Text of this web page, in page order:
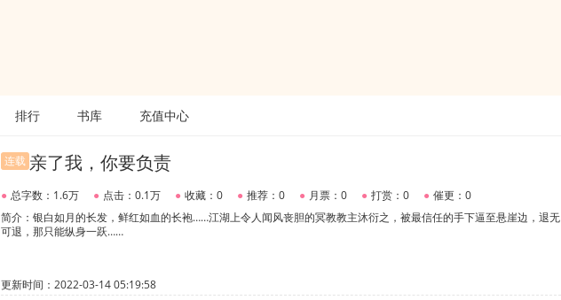
排行 书库 充值中心
连载 亲了我，你要负责
● 总字数：1.6万 ● 点击：0.1万 ● 收藏：0 ● 推荐：0 ● 月票：0 ● 打赏：0 ● 催更：0
简介：银白如月的长发，鲜红如血的长袍……江湖上令人闻风丧胆的冥教教主沐衍之，被最信任的手下逼至悬崖边，退无
可退，那只能纵身一跃……
更新时间：2022-03-14 05:19:58